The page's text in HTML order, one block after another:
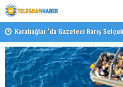
Karabağlar ‘da Gazeteci Barış